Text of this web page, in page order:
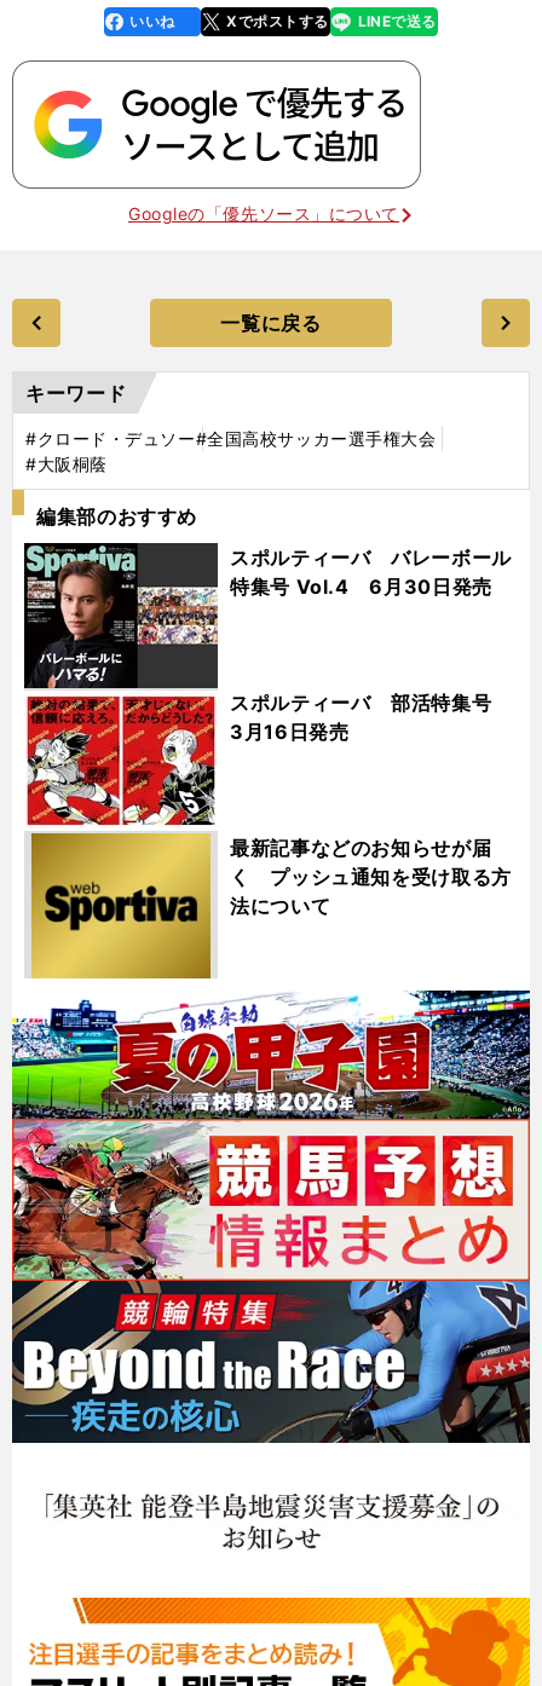
faceboo
k
いいね Xでポストする
line LINEで送る
Googleの「優先ソース」について
一覧に戻る
キーワード
#クロード・デュソー#全国高校サッカー選手権大会
#大阪桐蔭
編集部のおすすめ
スポルティーバ バレーボール
特集号 Vol.4 6月30日発売
スポルティーバ 部活特集号
3月16日発売
最新記事などのお知らせが届
く プッシュ通知を受け取る方
法について